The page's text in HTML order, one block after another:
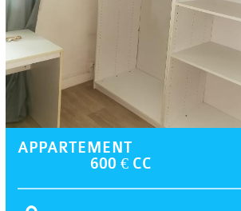
APPARTEMENT
600 € CC